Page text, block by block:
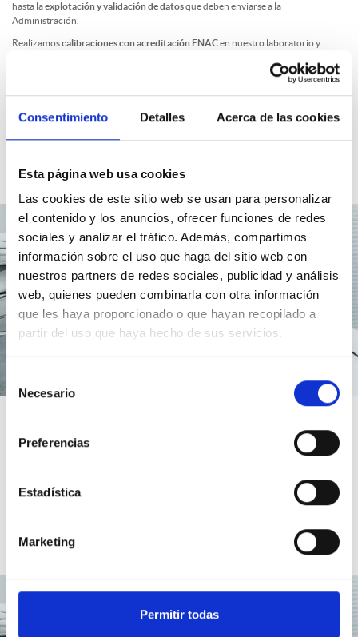
Consentimiento Detalles Acerca de las cookies
Esta página web usa cookies
Las cookies de este sitio web se usan para personalizar
el contenido y los anuncios, ofrecer funciones de redes
sociales y analizar el tráfico. Además, compartimos
información sobre el uso que haga del sitio web con
nuestros partners de redes sociales, publicidad y análisis
web, quienes pueden combinarla con otra información
que les haya proporcionado o que hayan recopilado a
partir del uso que haya hecho de sus servicios.
de Necesario
Preferencias
Estadística
Marketing
Permitir todas
hasta laexplotación y validación de datosque deben enviarse a la
Administración.
Realizamoscalibraciones con acreditación ENACen nuestro laboratorio y
y dispositivos en nuestro taller para medir la calidad del aire tanto en interiores
explotación y validación de los datos en materia de emisiones e inmisiones, lo que
nos permite llevar a cabo proyectos llave en mano en el despliegue e
entre otros.
Entre nuestros clientes están las principales industrias a las que ayudamos a
marcan las distintas
autorizaciones y normativas que rigen su actividad, además de a las propias
Somos referente a nivel nacional en despliegue, gestión y mantenimiento de las
principales redes de calidad del aire Autonómicas y Locales.